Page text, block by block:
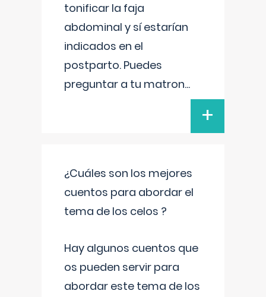
tonificar la faja
abdominal y sí estarían
indicados en el
postparto. Puedes
preguntar a tu matron...
+
¿Cuáles son los mejores
cuentos para abordar el
tema de los celos ?
Hay algunos cuentos que
os pueden servir para
abordar este tema de los